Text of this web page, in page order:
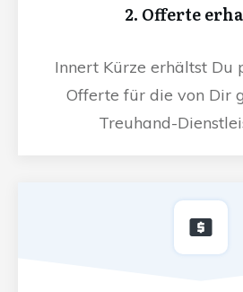
2. Offerte
Innert Kürze erhältst Du
Offerte für die von Dir
Treuhand-